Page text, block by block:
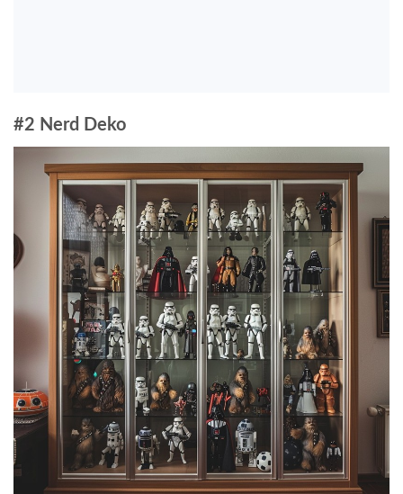
#2 Nerd Deko